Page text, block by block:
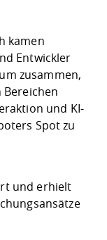
Checkliste zum
und Physik
Lebenslagen
Studentenwerk
Lehren,
Weiterbilden im
Formulare und
Formulare und
Gründung und
Kooperationen
Klimaschutz &
Landbau/
Maschinenbau
kamen
Entwickler
zusammen,
und KI-
Spot zu
und erhielt